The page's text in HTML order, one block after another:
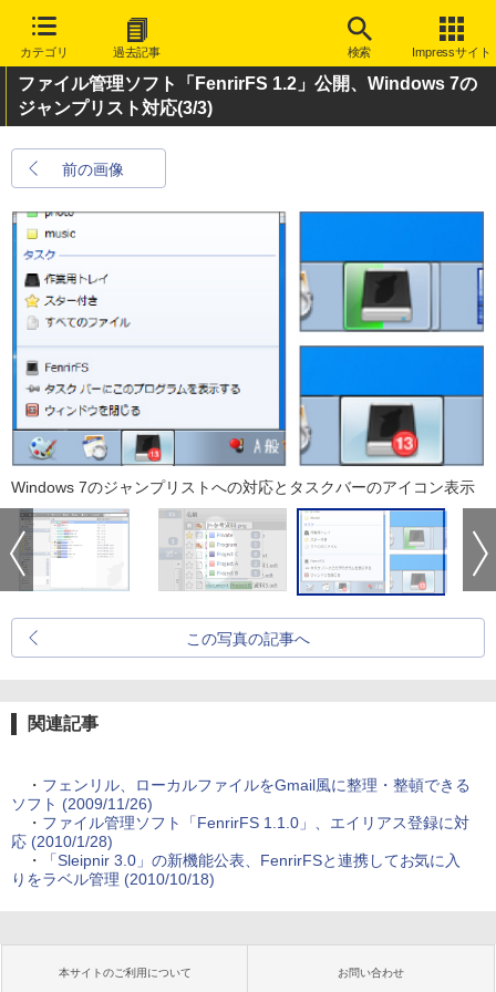
カテゴリ 過去記事 検索 Impressサイト
ファイル管理ソフト「FenrirFS 1.2」公開、Windows 7の
ジャンプリスト対応(3/3)
前の画像
Windows 7のジャンプリストへの対応とタスクバーのアイコン表示
この写真の記事へ
関連記事
・ フェンリル、ローカルファイルをGmail風に整理・整頓できる
ソフト (2009/11/26)
・ ファイル管理ソフト「FenrirFS 1.1.0」、エイリアス登録に対
応 (2010/1/28)
・
「Sleipnir 3.0」の新機能公表、FenrirFSと連携してお気に入
りをラベル管理 (2010/10/18)
本サイトのご利用について お問い合わせ